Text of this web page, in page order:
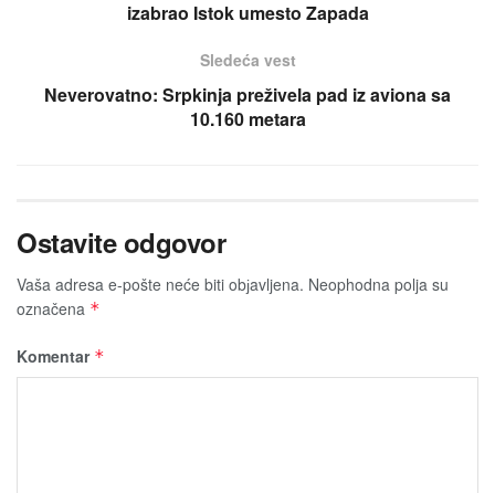
izabrao Istok umesto Zapada
Sledeća vest
Neverovatno: Srpkinja preživela pad iz aviona sa
10.160 metara
Ostavite odgovor
Vaša adresa e-pošte neće biti obјavljena. Neophodna polja su
označena *
Komentar *